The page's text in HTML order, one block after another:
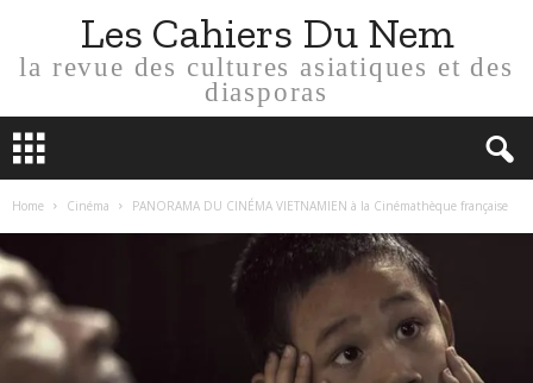
Les Cahiers Du Nem
la revue des cultures asiatiques et des
diasporas
Home Cinéma PANORAMA DU CINÉMA VIETNAMIEN à la Cinémathèque française